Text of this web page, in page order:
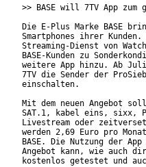
>> BASE will 7TV App
Die E-Plus Marke BASE
Smartphones ihrer Kunden.
Streaming-Dienst von
BASE-Kunden zu
weitere App hinzu. Ab Juli
7TV die Sender der
einschalten.
Mit dem neuen Angebot
SAT.1, kabel eins, sixx,
Livestream oder
werden 2,69 Euro pro
BASE. Die Nutzung der
Angebot kann, wie auch
kostenlos getestet und